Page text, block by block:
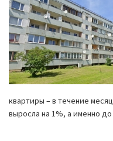
квартиры – в течение
выросла на 1%, а именно до